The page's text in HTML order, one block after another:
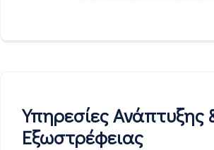
Υπηρεσίες Ανάπτυξης
Εξωστρέφειας